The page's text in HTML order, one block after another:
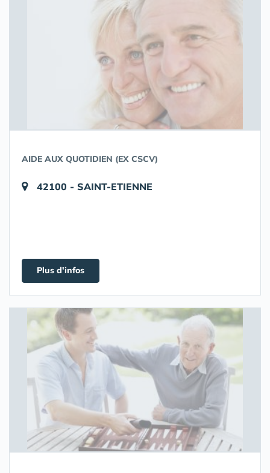
AIDE AUX QUOTIDIEN (EX CSCV)
42100 - SAINT-ETIENNE
Plus d'infos